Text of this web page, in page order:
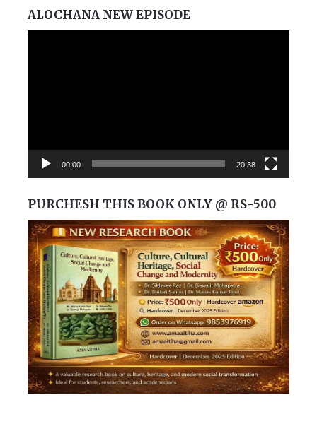
ALOCHANA NEW EPISODE
00:00 20:38
PURCHESH THIS BOOK ONLY @ RS-500